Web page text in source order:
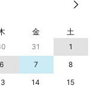
金 土
31
1
6 7
8
14
15